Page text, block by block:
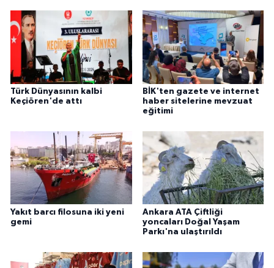
Türk Dünyasının kalbi
Keçiören'de attı
BİK'ten gazete ve internet
haber sitelerine mevzuat
eğitimi
Yakıt barcı filosuna iki yeni
gemi
Ankara ATA Çiftliği
yoncaları Doğal Yaşam
Parkı'na ulaştırıldı